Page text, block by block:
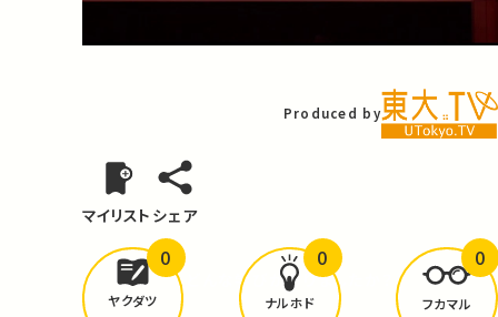
Produced by
マイリスト シェア
どんな学びがありましたか？
ヤクダツ
0
ナルホド
0
フカマル
0